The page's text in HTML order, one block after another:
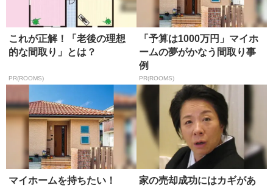
これが正解！「老後の理想
的な間取り」とは？
PR(ROOMS)
「予算は1000万円」マイホ
ームの夢がかなう間取り事
例
PR(ROOMS)
マイホームを持ちたい！
家の売却成功にはカギがあ